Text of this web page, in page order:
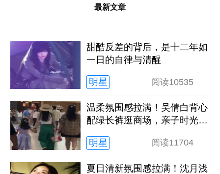
最新文章
甜酷反差的背后，是十二年如
一日的自律与清醒
明星 阅读10535
温柔氛围感拉满！吴倩白背心
配绿长裤逛商场，亲子时光松
明星
阅读11704
夏日清新氛围感拉满！沈月浅